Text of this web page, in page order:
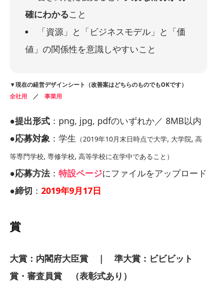
確にわかること
「資源」と「ビジネスモデル」と「価
値」の関係性を意識しやすいこと
▼現在の経営デザインシート（改善案はどちらのものでもOKです）
全社用 ／ 事業用
●提出形式 ：png, jpg, pdfのいずれか／ 8MB以内
●応募対象 ：学生 （2019年10月末日時点で大学, 大学院, 高
等専門学校, 専修学校, 高等学校に在学中であること）
●応募方法： 特設ページにファイルをアップロード
●締切 ： 2019年9月17日
賞
大賞：内閣府大臣賞 ｜ 準大賞：ビビビット
賞・審査員賞 （表彰式あり）